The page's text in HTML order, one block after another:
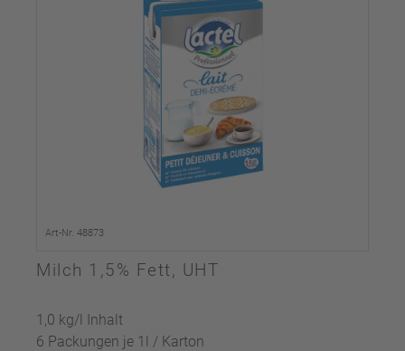
Art-Nr. 48873
Milch 1,5% Fett, UHT
1,0 kg/l Inhalt
6 Packungen je 1l / Karton